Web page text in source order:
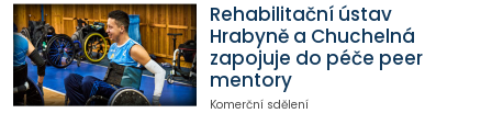
Rehabilitační ústav
Hrabyně a Chuchelná
zapojuje do péče peer
mentory
Komerční sdělení